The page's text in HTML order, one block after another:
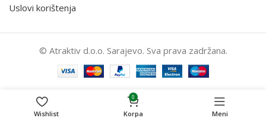
Uslovi korištenja
© Atraktiv d.o.o. Sarajevo. Sva prava zadržana.
Wishlist
0
Korpa Meni